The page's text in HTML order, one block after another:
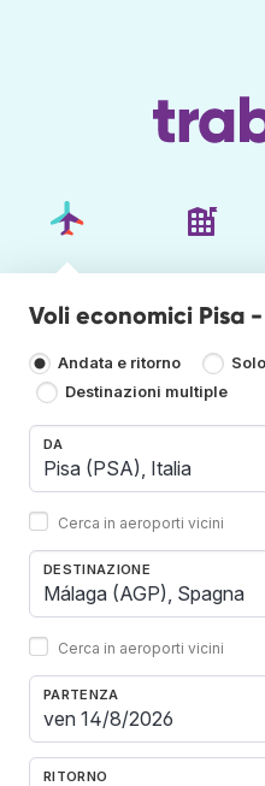
Voli economici Pisa
Andata e ritorno
Destinazioni multiple
DA
Cerca in aeroporti vicini
DESTINAZIONE
Cerca in aeroporti vicini
PARTENZA
RITORNO